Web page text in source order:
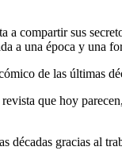
a compartir sus
a una época y una
de las últimas
que hoy
gracias al